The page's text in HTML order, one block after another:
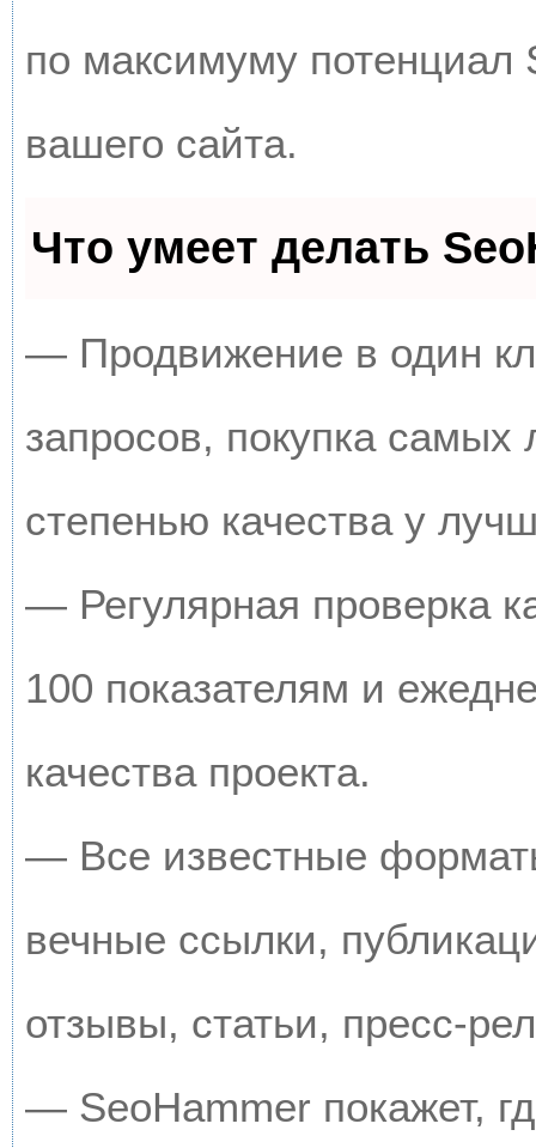
по максимуму потенциал
вашего сайта.
Что умеет делать
— Продвижение в один
запросов, покупка
степенью качества у
— Регулярная проверка
100 показателям и
качества проекта.
— Все известные
вечные ссылки,
отзывы, статьи, пресс-
— SeoHammer покажет,